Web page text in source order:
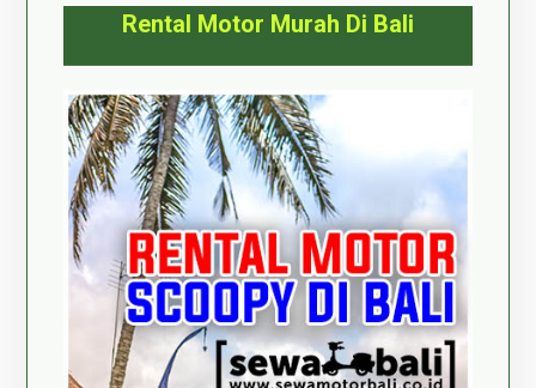
Rental Motor Murah Di Bali